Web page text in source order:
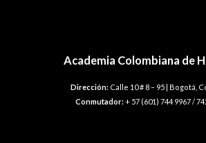
Academia Colombiana de
Dirección:Calle 10 # 8 – 95 | Bogotá,
Conmutador:+ 57 (601) 744 9967 /